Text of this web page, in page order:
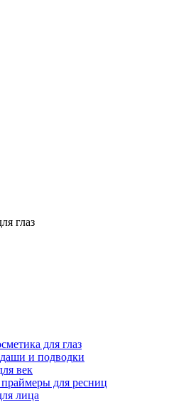
глаз
для глаз
и подводки
век
для ресниц
лица